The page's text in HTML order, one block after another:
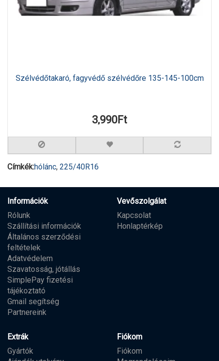
Szélvédőtakaró, fagyvédő szélvédőre 135-145-100cm
3,990Ft
Címkék:hólánc, 225/40R16
Információk
Rólunk
Szállítási információk
Általános szerződési
feltételek
Adatvédelem
Szavatosság, jótállás
SimplePay fizetési
tájékoztató
Gmail segítség
Partnereink
Vevőszolgálat
Kapcsolat
Honlaptérkép
Extrák
Gyártók
Fiókom
Fiókom